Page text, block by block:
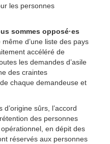
les personnes
sommes opposé·es
même d’une liste des pays
accéléré de
les demandes d’asile
des craintes
chaque demandeuse et
sûrs, l’accord
des personnes
en dépit des
réservés aux personnes